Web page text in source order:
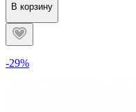
В корзину
-29%